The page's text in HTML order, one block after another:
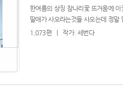
한여름의 상징 참나리꽃 뜨거움에
딸애가 사오라는것들 사오는데 정말
1,073편
작가: 세번다